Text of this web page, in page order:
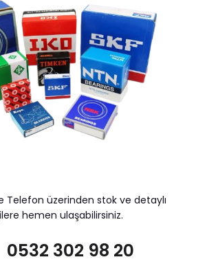
Telefon üzerinden stok ve detaylı
hemen ulaşabilirsiniz.
0532 302 98 20